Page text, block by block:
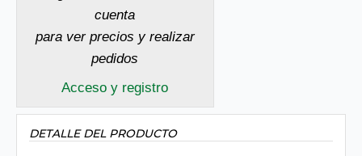
cuenta
para ver precios y realizar
pedidos
Acceso y registro
DETALLE DEL PRODUCTO